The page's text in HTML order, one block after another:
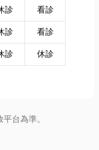
診
看診
診
看診
診 休診
台為準。